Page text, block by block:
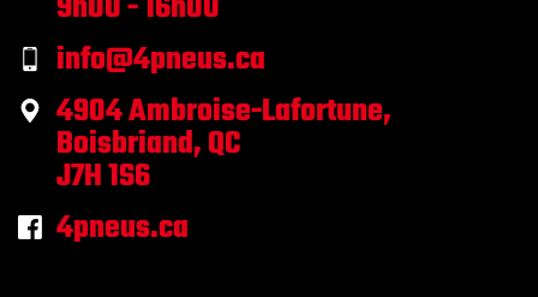
info@4pneus.ca
4904 Ambroise-Lafortune,
Boisbriand, QC
J7H 1S6
4pneus.ca